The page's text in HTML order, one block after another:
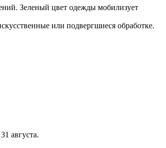
Зеленый цвет одежды мобилизует
или подвергшиеся обработке.
августа.